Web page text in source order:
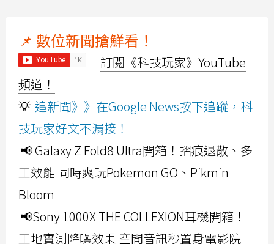
📌 數位新聞搶鮮看！
訂閱《科技玩家》YouTube
頻道！
💡 追新聞》》在Google News按下追蹤，科
技玩家好文不漏接！
📢 Galaxy Z Fold8 Ultra開箱！摺痕退散、多
工效能 同時爽玩Pokemon GO、Pikmin
Bloom
📢Sony 1000X THE COLLEXION耳機開箱！
工地實測降噪效果 空間音訊秒置身電影院